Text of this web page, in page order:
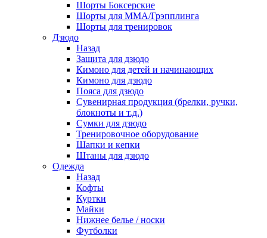
Шорты Боксерские
Шорты для ММА/Грэпплинга
Шорты для тренировок
Дзюдо
Назад
Защита для дзюдо
Кимоно для детей и начинающих
Кимоно для дзюдо
Пояса для дзюдо
Сувенирная продукция (брелки, ручки,
блокноты и т.д.)
Сумки для дзюдо
Тренировочное оборудование
Шапки и кепки
Штаны для дзюдо
Одежда
Назад
Кофты
Куртки
Майки
Нижнее белье / носки
Футболки